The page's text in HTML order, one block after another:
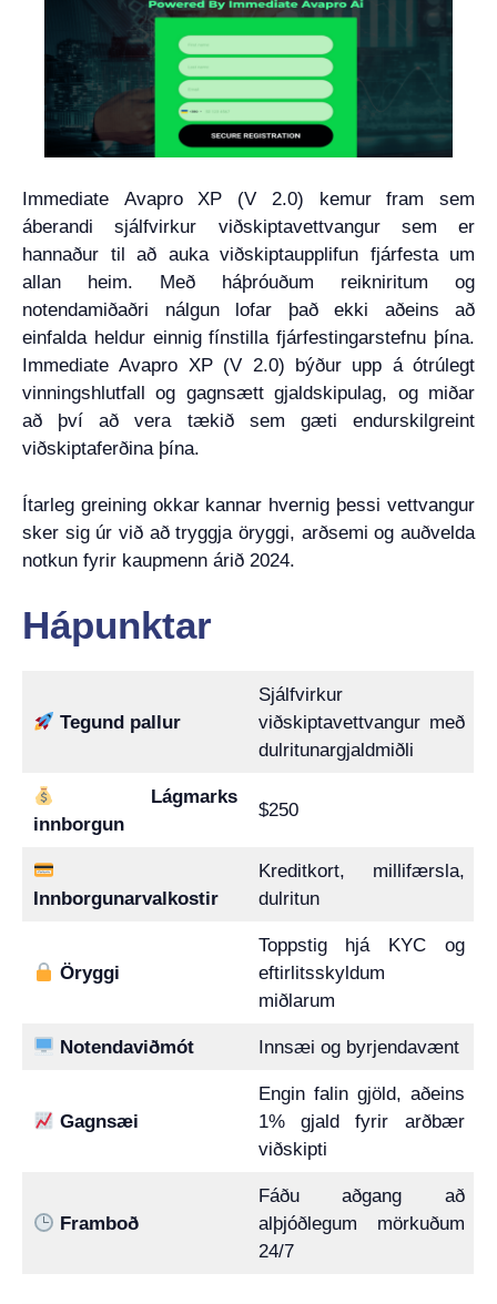
Immediate Avapro XP (V 2.0) kemur fram sem
áberandi sjálfvirkur viðskiptavettvangur sem er
hannaður til að auka viðskiptaupplifun fjárfesta um
allan heim. Með háþróuðum reikniritum og
notendamiðaðri nálgun lofar það ekki aðeins að
einfalda heldur einnig fínstilla fjárfestingarstefnu þína.
Immediate Avapro XP (V 2.0) býður upp á ótrúlegt
vinningshlutfall og gagnsætt gjaldskipulag, og miðar
að því að vera tækið sem gæti endurskilgreint
viðskiptaferðina þína.
Ítarleg greining okkar kannar hvernig þessi vettvangur
sker sig úr við að tryggja öryggi, arðsemi og auðvelda
notkun fyrir kaupmenn árið 2024.
Hápunktar
Tegund pallur
Sjálfvirkur
viðskiptavettvangur með
dulritunargjaldmiðli
Lágmarks
innborgun
$250
Innborgunarvalkostir
Kreditkort, millifærsla,
dulritun
Öryggi
Toppstig hjá KYC og
eftirlitsskyldum
miðlarum
Notendaviðmót Innsæi og byrjendavænt
Gagnsæi
Engin falin gjöld, aðeins
1% gjald fyrir arðbær
viðskipti
Framboð
Fáðu aðgang að
alþjóðlegum mörkuðum
24/7